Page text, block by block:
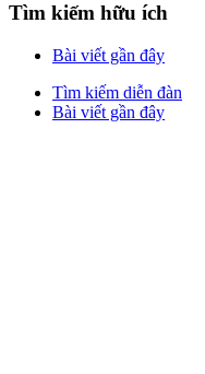
Tìm kiếm hữu ích
Bài viết gần đây
Tìm kiếm diễn đàn
Bài viết gần đây